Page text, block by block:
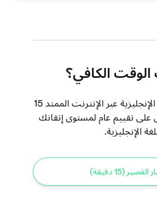
الوقت الكافي؟
اخضع لاختبارنا للغة الإنجليزية عبر الإنترنت الممتد 15
تقييم عام لمستوى إتقانك
الإنجليزية.
القصير (15 دقيقة)